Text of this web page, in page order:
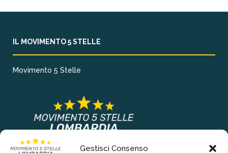
Gestisci Consenso
IL MOVIMENTO 5 STELLE
Movimento 5 Stelle
COLLEGAMENTI PRINCIPALI